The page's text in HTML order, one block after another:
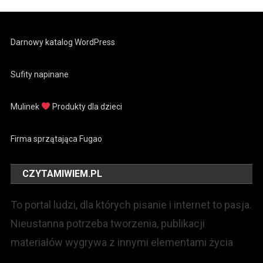
Darnowy katalog WordPress
Sufity napinane
Mulinek Produkty dla dzieci
Firma sprzątająca Fugao
CZYTAMIWIEM.PL
To portal ludzi, dla których pisanie i internet to pasja.
Nieustanna potrzeba tworzenia, publikacji
materiałów wygrywa z innymi elementami życia